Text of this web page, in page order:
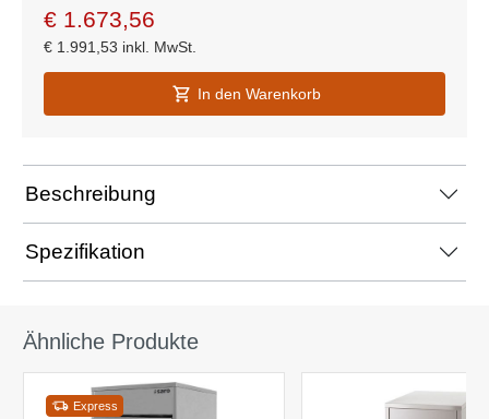
€ 1.673,56
€ 1.991,53 inkl. MwSt.
In den Warenkorb
Beschreibung
Spezifikation
Ähnliche Produkte
Express